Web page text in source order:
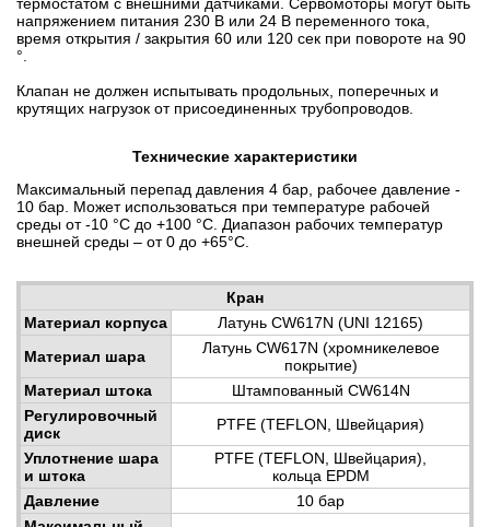
напряжением питания 230 В или 24 В переменного тока,
время открытия / закрытия 60 или 120 сек при повороте на 90
°.
Клапан не должен испытывать продольных, поперечных и
крутящих нагрузок от присоединенных трубопроводов.
Технические характеристики
Максимальный перепад давления 4 бар, рабочее давление -
10 бар. Может использоваться при температуре рабочей
среды от-10 °C до +100 °С. Диапазон рабочих температур
внешней среды – от 0 до +65°С.
Кран
Материал корпуса
Латунь CW617N (UNI 12165)
Материал шара
Латунь CW617N (хромникелевое
покрытие)
Материал штока
Штампованный CW614N
Регулировочный
диск
PTFE (TEFLON, Швейцария)
Уплотнение шара
и штока
PTFE (TEFLON, Швейцария),
кольца EPDM
Давление
10 бар